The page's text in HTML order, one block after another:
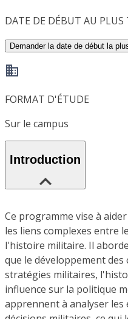
DATE DE DÉBUT AU PLUS
Demander la date de début la
FORMAT D'ÉTUDE
Sur le campus
Introduction
Ce programme vise à
les liens complexes entre
l'histoire militaire. Il
que le développement
stratégies militaires,
influence sur la politique
apprennent à analyser